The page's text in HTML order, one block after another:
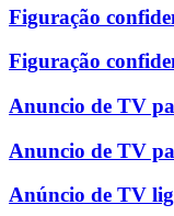
Figuração
Figuração
Anuncio de TV
Anuncio de TV
Anúncio de TV